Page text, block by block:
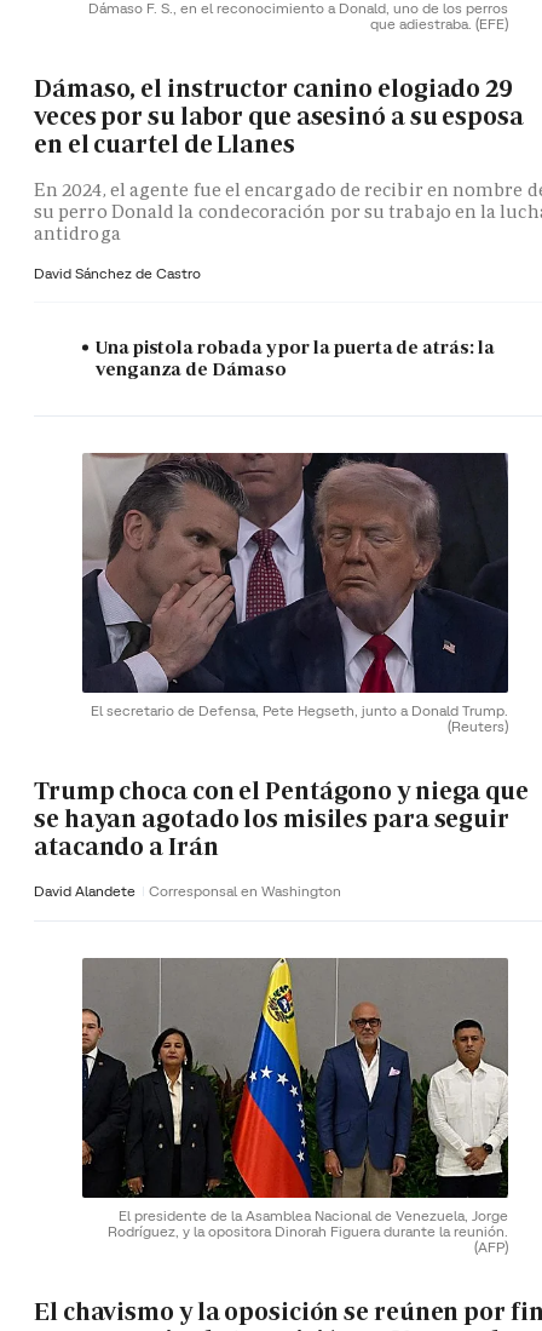
Dámaso F. S., en el reconocimiento a Donald, uno de los perros
que adiestraba. (EFE)
Dámaso, el instructor canino elogiado 29
veces por su labor que asesinó a su esposa
en el cuartel de Llanes
En 2024, el agente fue el encargado de recibir en nombre
su perro Donald la condecoración por su trabajo en la
antidroga
David Sánchez de Castro
Una pistola robada y por la puerta de atrás: la
venganza de Dámaso
El secretario de Defensa, Pete Hegseth, junto a Donald Trump.
(Reuters)
Trump choca con el Pentágono y niega que
se hayan agotado los misiles para seguir
atacando a Irán
David Alandete Corresponsal en Washington
El presidente de la Asamblea Nacional de Venezuela, Jorge
Rodríguez, y la opositora Dinorah Figuera durante la reunión.
(AFP)
El chavismo y la oposición se reúnen por